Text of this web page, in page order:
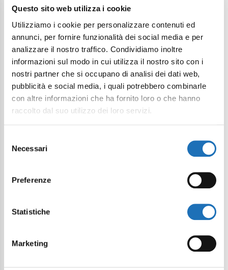
Questo sito web utilizza i cookie
Utilizziamo i cookie per personalizzare contenuti ed
annunci, per fornire funzionalità dei social media e per
analizzare il nostro traffico. Condividiamo inoltre
informazioni sul modo in cui utilizza il nostro sito con i
nostri partner che si occupano di analisi dei dati web,
pubblicità e social media, i quali potrebbero combinarle
con altre informazioni che ha fornito loro o che hanno
raccolto dal suo utilizzo dei loro servizi.
delNecessari
Preferenze
Statistiche
Marketing
I want to subscribe to the newsletter*
I consent to the processing of
personal data as defined within the
Privacy Policy*
Send Request
Continue exploring
Your digital journey inside Cesenatico